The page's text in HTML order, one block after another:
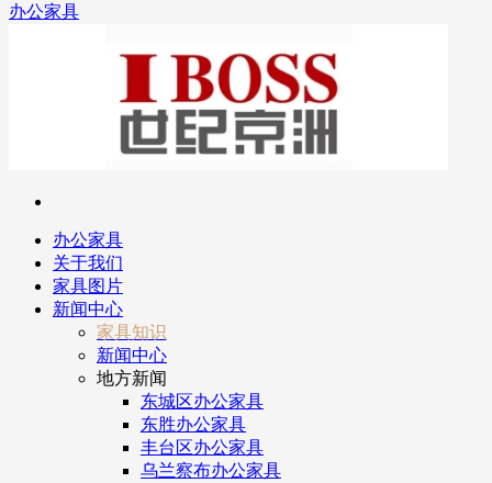
办公家具
办公家具
关于我们
家具图片
新闻中心
家具知识
新闻中心
地方新闻
东城区办公家具
东胜办公家具
丰台区办公家具
乌兰察布办公家具